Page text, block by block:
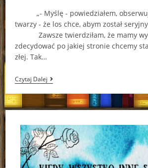
„- Myślę - powiedziałem,
twarzy - że los chce, abym został
Zawsze twierdziłam, że mamy
zdecydować po jakiej stronie chcemy
złej. Tak…
Czytaj Dalej„Nie
Jestem
Seryjnym
Mordercą”
–
Wells